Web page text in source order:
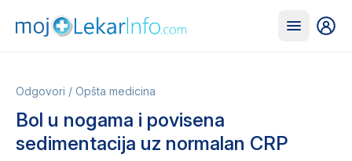
Odgovori / Opšta medicina
Bol u nogama i povisena
sedimentacija uz normalan CRP